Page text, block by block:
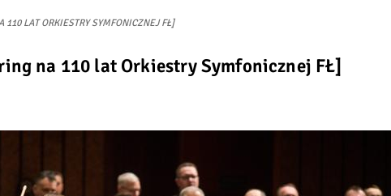
LAT ORKIESTRY SYMFONICZNEJ FŁ]
na 110 lat Orkiestry Symfonicznej FŁ]